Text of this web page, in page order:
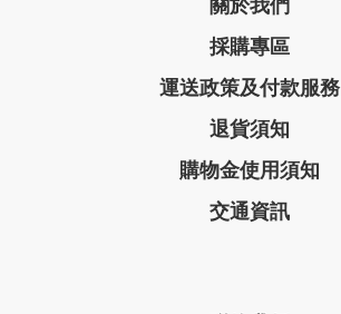
採購專區
運送政策及付款服務
退貨須知
購物金使用須知
交通資訊